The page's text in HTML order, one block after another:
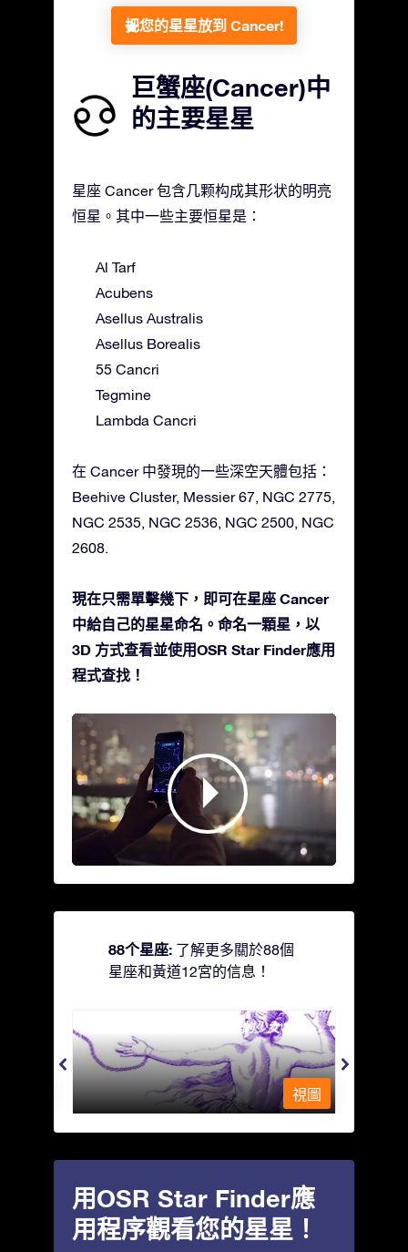
把您的星星放到 Cancer!
巨蟹座(Cancer)中
的主要星星
星座 Cancer 包含几颗构成其形状的明亮
恒星。其中一些主要恒星是：
Al Tarf
Acubens
Asellus Australis
Asellus Borealis
55 Cancri
Tegmine
Lambda Cancri
在 Cancer 中發現的一些深空天體包括：
Beehive Cluster, Messier 67, NGC 2775,
NGC 2535, NGC 2536, NGC 2500, NGC
2608.
現在只需單擊幾下，即可在星座 Cancer
中給自己的星星命名。命名一顆星，以
3D 方式查看並使用OSR Star Finder應用
程式查找！
88个星座: 了解更多關於88個
星座和黃道12宮的信息！
Andromeda - 被鐵鍊鎖著的少女
視圖
用OSR Star Finder應
用程序觀看您的星星！